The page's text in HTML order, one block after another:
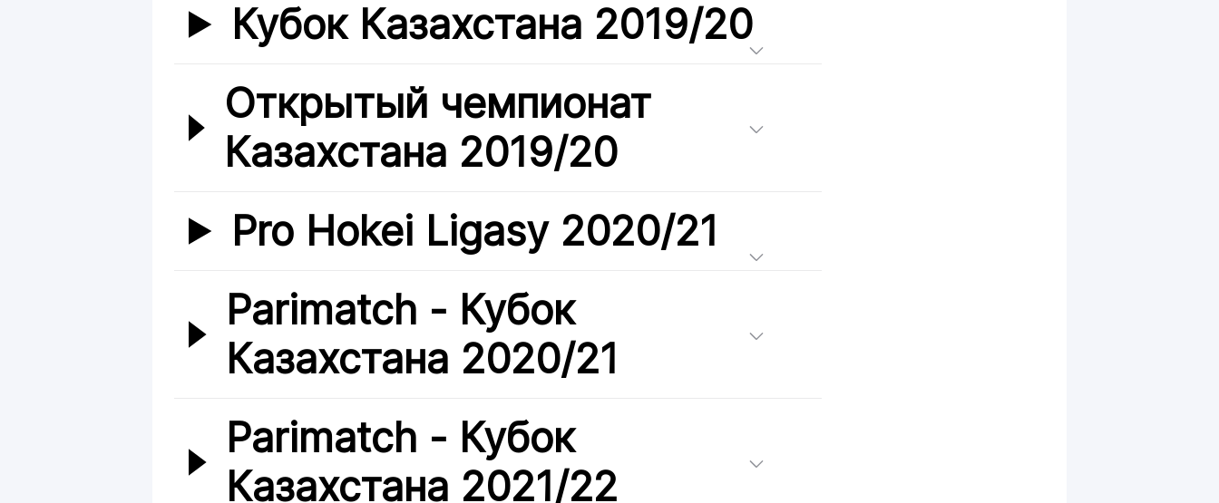
Кубок Казахстана 2019/20
Открытый чемпионат
Казахстана 2019/20
Pro Hokei Ligasy 2020/21
Parimatch - Кубок
Казахстана 2020/21
Parimatch - Кубок
Казахстана 2021/22